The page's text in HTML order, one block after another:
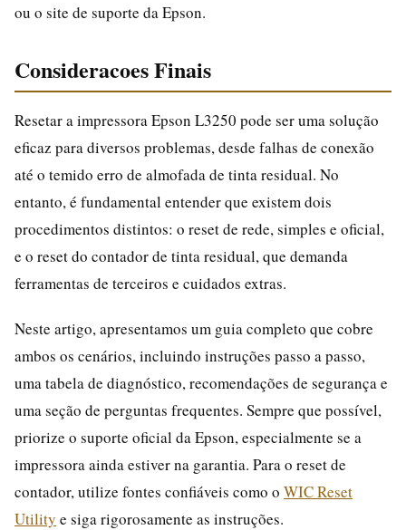
ou o site de suporte da Epson.
Consideracoes Finais
Resetar a impressora Epson L3250 pode ser uma solução
eficaz para diversos problemas, desde falhas de conexão
até o temido erro de almofada de tinta residual. No
entanto, é fundamental entender que existem dois
procedimentos distintos: o reset de rede, simples e oficial,
e o reset do contador de tinta residual, que demanda
ferramentas de terceiros e cuidados extras.
Neste artigo, apresentamos um guia completo que cobre
ambos os cenários, incluindo instruções passo a passo,
uma tabela de diagnóstico, recomendações de segurança e
uma seção de perguntas frequentes. Sempre que possível,
priorize o suporte oficial da Epson, especialmente se a
impressora ainda estiver na garantia. Para o reset de
contador, utilize fontes confiáveis como o WIC Reset
Utility e siga rigorosamente as instruções.